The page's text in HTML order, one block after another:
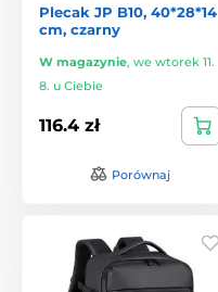
Plecak JP B10, 40*28*14
cm, czarny
W magazynie, we wtorek 11.
8. u Ciebie
116.4 zł
Porównaj